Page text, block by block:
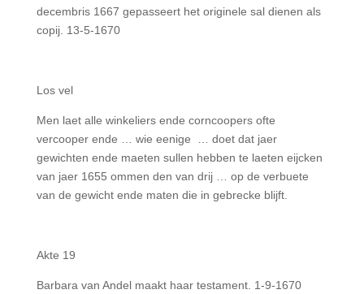
decembris 1667 gepasseert het originele sal dienen als
copij. 13-5-1670
Los vel
Men laet alle winkeliers ende corncoopers ofte
vercooper ende … wie eenige … doet dat jaer
gewichten ende maeten sullen hebben te laeten eijcken
van jaer 1655 ommen den van drij … op de verbuete
van de gewicht ende maten die in gebrecke blijft.
Akte 19
Barbara van Andel maakt haar testament. 1-9-1670